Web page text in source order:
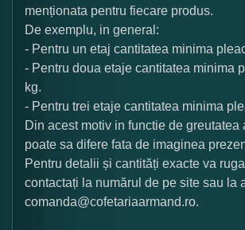
menționata pentru fiecare produs.
De exemplu, in general:
- Pentru un etaj cantitatea minima
- Pentru doua etaje cantitatea minima
kg.
- Pentru trei etaje cantitatea minima
Din acest motiv in functie de greutatea
poate sa difere fata de imaginea
Pentru detalii și cantități exacte va
contactați la numărul de pe site sau la
comanda@cofetariaarmand.ro.